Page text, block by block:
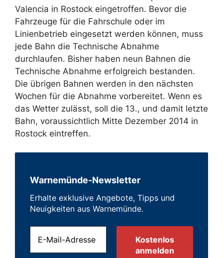
Valencia in Rostock eingetroffen. Bevor die
Fahrzeuge für die Fahrschule oder im
Linienbetrieb eingesetzt werden können, muss
jede Bahn die Technische Abnahme
durchlaufen. Bisher haben neun Bahnen die
Technische Abnahme erfolgreich bestanden.
Die übrigen Bahnen werden in den nächsten
Wochen für die Abnahme vorbereitet. Wenn es
das Wetter zulässt, soll die 13., und damit letzte
Bahn, voraussichtlich Mitte Dezember 2014 in
Rostock eintreffen.
Warnemünde-Newsletter
Erhalte exklusive Angebote, Tipps und
Neuigkeiten aus Warnemünde.